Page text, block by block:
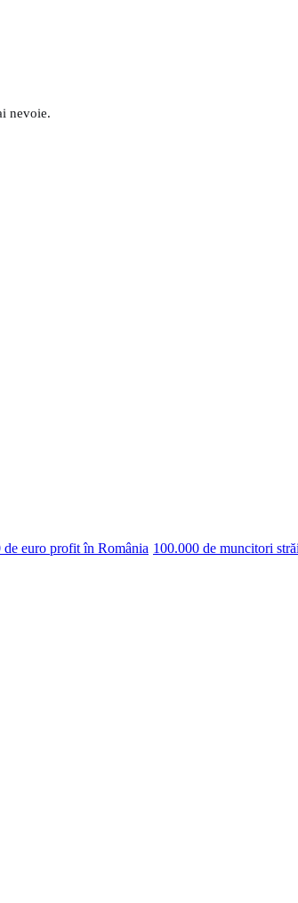
nevoie.
de euro profit în România 100.000 de muncitori